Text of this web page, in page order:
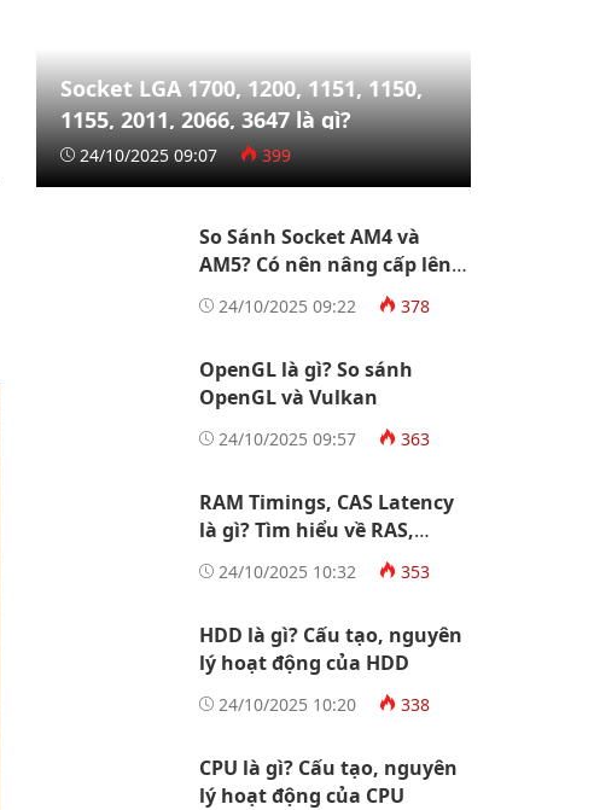
Socket LGA 1700, 1200, 1151, 1150,
1155, 2011, 2066, 3647 là gì?
24/10/2025 09:07 399
So Sánh Socket AM4 và
AM5? Có nên nâng cấp lên
Socket AM5
24/10/2025 09:22 378
OpenGL là gì? So sánh
OpenGL và Vulkan
24/10/2025 09:57 363
RAM Timings, CAS Latency
là gì? Tìm hiểu về RAS,
tRCD, tRP, tRAS
24/10/2025 10:32 353
HDD là gì? Cấu tạo, nguyên
lý hoạt động của HDD
24/10/2025 10:20 338
CPU là gì? Cấu tạo, nguyên
lý hoạt động của CPU